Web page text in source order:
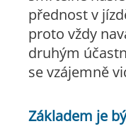
přednost v
proto vždy
druhým
se vzájemně
Základem je